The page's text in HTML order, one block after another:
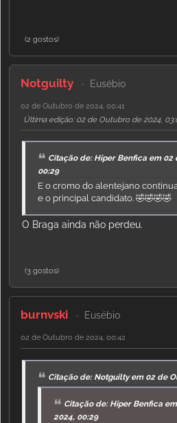
(2 gostos)
Notguilty Eusébio
02 de Outubro de 2024, 00:41
Última edição: 02 de Outubro de 2024,
Citação de: Hiper Benfica em 02
00:29
E o cromo do alentejano
e o principal candidato. 🤣🤣🤣🤣
O Braga ainda não perdeu.
(3 gostos)
burnvski Eusébio
02 de Outubro de 2024, 00:42
Citação de: Notguilty em 02 de
Citação de: Hiper Benfica
2024, 00:29